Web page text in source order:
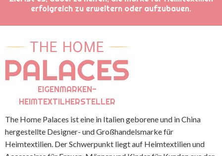
erfolgreich zu erweitern oder aufzubauen.
EIGENMARKEN-
HEIMTEXTILHERSTELLER
The Home Palaces ist eine in Italien geborene und in China
hergestellte Designer- und Großhandelsmarke für
Heimtextilien. Der Schwerpunkt liegt auf Heimtextilien und